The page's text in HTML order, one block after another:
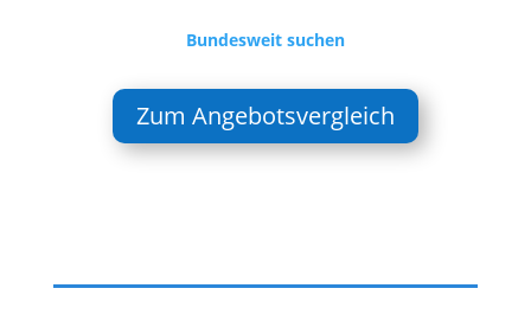
Bundesweit suchen
Zum Angebotsvergleich